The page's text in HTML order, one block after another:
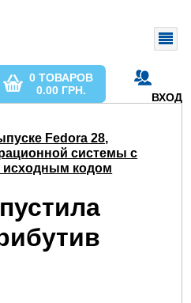
ВХОД
0 ТОВАРОВ
0.00 ГРН.
Fedora 28,
системы с
кодом